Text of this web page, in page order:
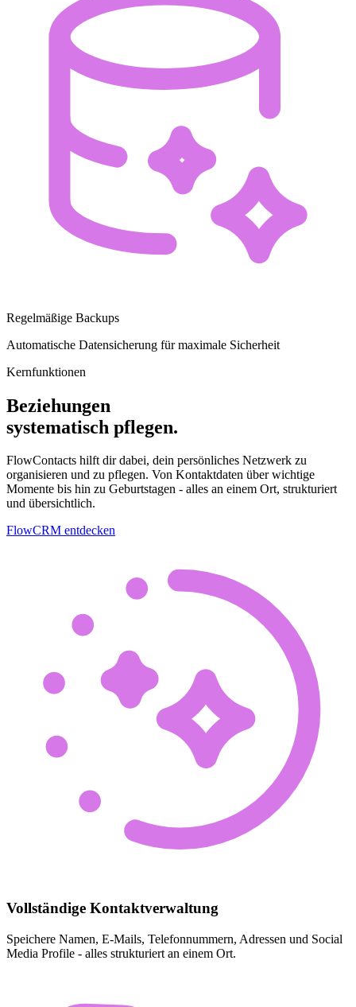
Regelmäßige Backups
Automatische Datensicherung für maximale Sicherheit
Kernfunktionen
Beziehungen
systematisch pflegen.
FlowContacts hilft dir dabei, dein persönliches Netzwerk zu
organisieren und zu pflegen. Von Kontaktdaten über wichtige
Momente bis hin zu Geburtstagen - alles an einem Ort, strukturiert
und übersichtlich.
FlowCRM entdecken
Vollständige Kontaktverwaltung
Speichere Namen, E-Mails, Telefonnummern, Adressen und Social
Media Profile - alles strukturiert an einem Ort.